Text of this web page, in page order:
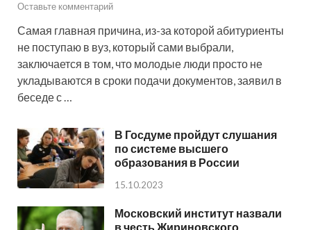
Оставьте комментарий
Самая главная причина, из-за которой абитуриенты
не поступаю в вуз, который сами выбрали,
заключается в том, что молодые люди просто не
укладываются в сроки подачи документов, заявил в
беседе с …
В Госдуме пройдут слушания
по системе высшего
образования в России
15.10.2023
Московский институт назвали
в честь Жириновского